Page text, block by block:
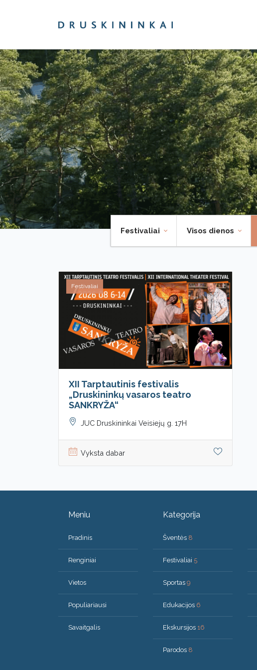
Festivaliai Visos dienos
Festivaliai
XII Tarptautinis festivalis
„Druskininkų vasaros teatro
SANKRYŽA“
JUC Druskininkai Veisiejų g. 17H
Vyksta dabar
Meniu
Pradinis
Renginiai
Vietos
Populiariausi
Savaitgalis
Kategorija
Šventės 8
Festivaliai 5
Sportas 9
Edukacijos 6
Ekskursijos 16
Parodos 8